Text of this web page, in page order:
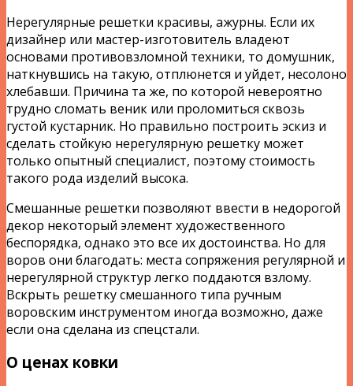
Нерегулярные решетки красивы, ажурны. Если их
дизайнер или мастер-изготовитель владеют
основами противовзломной техники, то домушник,
наткнувшись на такую, отплюнется и уйдет, несолоно
хлебавши. Причина та же, по которой невероятно
трудно сломать веник или проломиться сквозь
густой кустарник. Но правильно построить эскиз и
сделать стойкую нерегулярную решетку может
только опытный специалист, поэтому стоимость
такого рода изделий высока.
Смешанные решетки позволяют ввести в недорогой
декор некоторый элемент художественного
беспорядка, однако это все их достоинства. Но для
воров они благодать: места сопряжения регулярной и
нерегулярной структур легко поддаются взлому.
Вскрыть решетку смешанного типа ручным
воровским инструментом иногда возможно, даже
если она сделана из спецстали.
О ценах ковки